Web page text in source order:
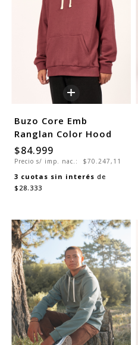
+
Buzo Core Emb
Ranglan Color Hood
$84.999
Precio s/ imp. nac.: $70.247,11
3 cuotas sin interés de
$28.333